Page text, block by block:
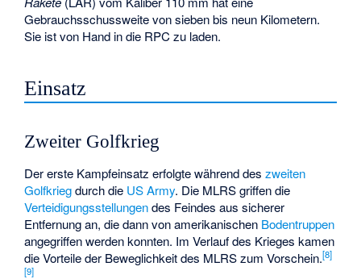
Gebrauchsschussweite von sieben bis neun Kilometern.
Sie ist von Hand in die RPC zu laden.
Einsatz
Zweiter Golfkrieg
Der erste Kampfeinsatz erfolgte während deszweiten
Golfkriegdurch die US Army. Die MLRS griffen die
Verteidigungsstellungendes Feindes aus sicherer
Entfernung an, die dann von amerikanischen Bodentruppen
angegriffen werden konnten. Im Verlauf des Krieges kamen
die Vorteile der Beweglichkeit des MLRS zum Vorschein.[8]
[9]